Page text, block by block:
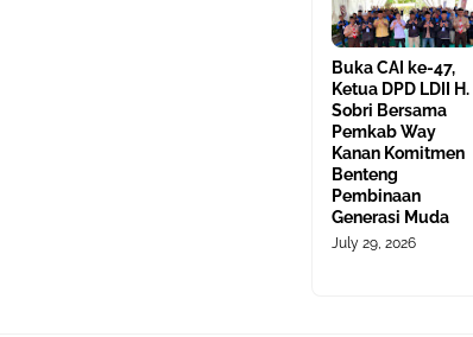
Buka CAI ke-47,
Ketua DPD LDII H.
Sobri Bersama
Pemkab Way
Kanan Komitmen
Benteng
Pembinaan
Generasi Muda
July 29, 2026